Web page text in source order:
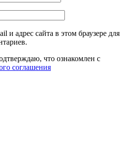
и адрес сайта в этом браузере для
что ознакомлен с
соглашения